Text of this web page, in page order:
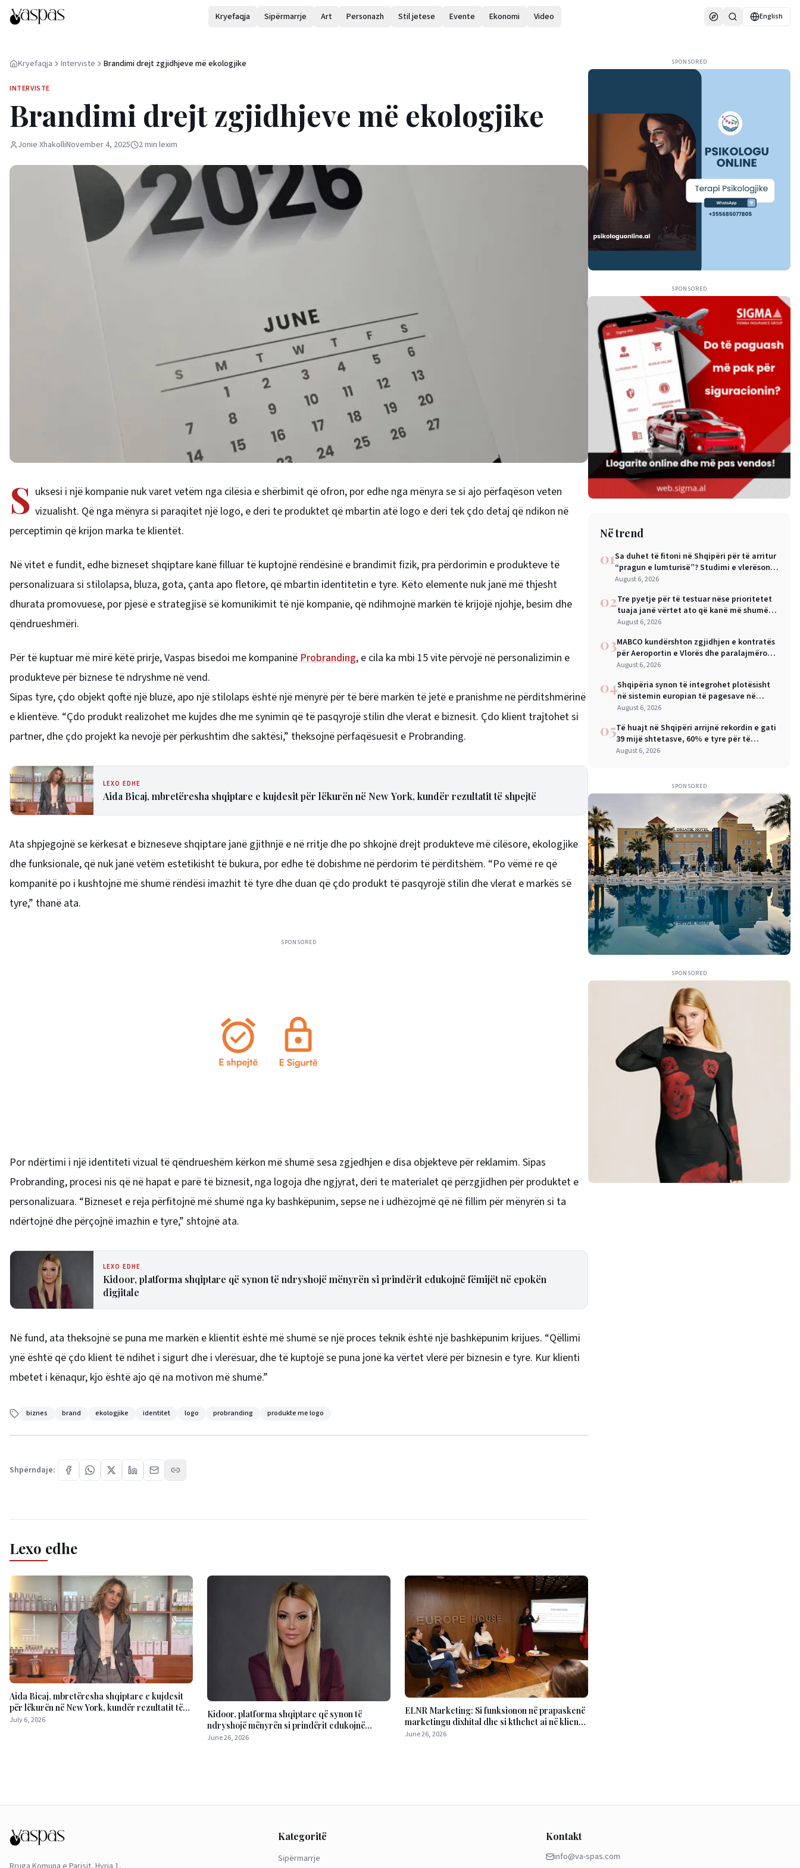
Kryefaqja Sipërmarrje Art Personazh Stil jetese Evente Ekonomi Video English
Kryefaqja Interviste Brandimi drejt zgjidhjeve më ekologjike
INTERVISTE
Brandimi drejt zgjidhjeve më ekologjike
Jonie XhakolliNovember 4, 2025 2min lexim
S uksesi i një kompanie nuk varet vetëm nga cilësia e shërbimit që ofron, por edhe nga mënyra se si ajo përfaqëson veten
vizualisht. Që nga mënyra si paraqitet një logo, e deri te produktet që mbartin atë logo e deri tek çdo detaj që ndikon në
perceptimin që krijon marka te klientët.
Në vitet e fundit, edhe bizneset shqiptare kanë filluar të kuptojnë rëndësinë e brandimit fizik, pra përdorimin e produkteve të
personalizuara si stilolapsa, bluza, gota, çanta apo fletore, që mbartin identitetin e tyre. Këto elemente nuk janë më thjesht
dhurata promovuese, por pjesë e strategjisë së komunikimit të një kompanie, që ndihmojnë markën të krijojë njohje, besim dhe
qëndrueshmëri.
Për të kuptuar më mirë këtë prirje, Vaspas bisedoi me kompaninëProbranding, e cila ka mbi 15 vite përvojë në personalizimin e
produkteve për biznese të ndryshme në vend.
Sipas tyre, çdo objekt qoftë një bluzë, apo një stilolaps është një mënyrë për të bërë markën të jetë e pranishme në përditshmërinë
e klientëve. “Çdo produkt realizohet me kujdes dhe me synimin që të pasqyrojë stilin dhe vlerat e biznesit. Çdo klient trajtohet si
partner, dhe çdo projekt ka nevojë për përkushtim dhe saktësi,” theksojnë përfaqësuesit e Probranding.
LEXO EDHE
Aida Bicaj, mbretëresha shqiptare e kujdesit për lëkurën në New York, kundër rezultatit të shpejtë
Ata shpjegojnë se kërkesat e bizneseve shqiptare janë gjithnjë e në rritje dhe po shkojnë drejt produkteve më cilësore, ekologjike
dhe funksionale, që nuk janë vetëm estetikisht të bukura, por edhe të dobishme në përdorim të përditshëm. “Po vëmë re që
kompanitë po i kushtojnë më shumë rëndësi imazhit të tyre dhe duan që çdo produkt të pasqyrojë stilin dhe vlerat e markës së
tyre,” thanë ata.
SPONSORED
Por ndërtimi i një identiteti vizual të qëndrueshëm kërkon më shumë sesa zgjedhjen e disa objekteve për reklamim. Sipas
Probranding, procesi nis që në hapat e parë të biznesit, nga logoja dhe ngjyrat, deri te materialet që përzgjidhen për produktet e
personalizuara. “Bizneset e reja përfitojnë më shumë nga ky bashkëpunim, sepse ne i udhëzojmë që në fillim për mënyrën si ta
ndërtojnë dhe përçojnë imazhin e tyre,” shtojnë ata.
LEXO EDHE
Kidoor, platforma shqiptare që synon të ndryshojë mënyrën si prindërit edukojnë fëmijët në epokën
digjitale
Në fund, ata theksojnë se puna me markën e klientit është më shumë se një proces teknik është një bashkëpunim krijues. “Qëllimi
ynë është që çdo klient të ndihet i sigurt dhe i vlerësuar, dhe të kuptojë se puna jonë ka vërtet vlerë për biznesin e tyre. Kur klienti
mbetet i kënaqur, kjo është ajo që na motivon më shumë.”
biznes brand ekologjike identitet logo probranding produkte me logo
Shpërndaje:
Lexo edhe
Aida Bicaj, mbretëresha shqiptare e kujdesit
për lëkurën në New York, kundër rezultatit të
shpejtë
July 6, 2026
Kidoor, platforma shqiptare që synon të
ndryshojë mënyrën si prindërit edukojnë
fëmijët në epokën digjitale
June 26, 2026
ELNR Marketing: Si funksionon në prapaskenë
marketingu dixhital dhe si kthehet ai në klientë
realë
June 26, 2026
SPONSORED
SPONSORED
Në trend
01Sa duhet të fitoni në Shqipëri për të arritur
“pragun e lumturisë”? Studimi e vlerëson
në 28 mijë dollarë në vit
August 6, 2026
02Tre pyetje për të testuar nëse prioritetet
tuaja janë vërtet ato që kanë më shumë
rëndësi
August 6, 2026
03MABCO kundërshton zgjidhjen e kontratës
për Aeroportin e Vlorës dhe paralajmëron
arbitrazh ndërkombëtar
August 6, 2026
04Shqipëria synon të integrohet plotësisht
në sistemin europian të pagesave në
nëntor, Sejko: Kursime të mëdha për
August 6, 2026
05Të huajt në Shqipëri arrijnë rekordin e gati
39 mijë shtetasve, 60% e tyre për të
punuar
August 6, 2026
SPONSORED
SPONSORED
Kategoritë
Sipërmarrje
Kontakt
info@va-spas.com